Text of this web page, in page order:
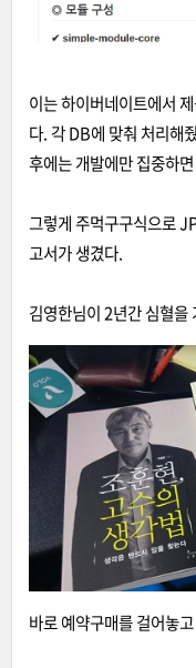
이는 하이버네이트에서
다. 각 DB에 맞춰 처리해
후에는 개발에만 집중하
그렇게 주먹구구식으로
고서가 생겼다.
김영한님이 2년간 심혈을
바로 예약구매를 걸어놓